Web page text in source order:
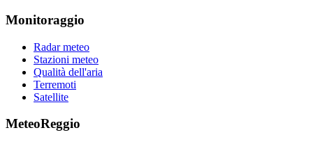
Monitoraggio
Radar meteo
Stazioni meteo
Qualità dell'aria
Terremoti
Satellite
MeteoReggio